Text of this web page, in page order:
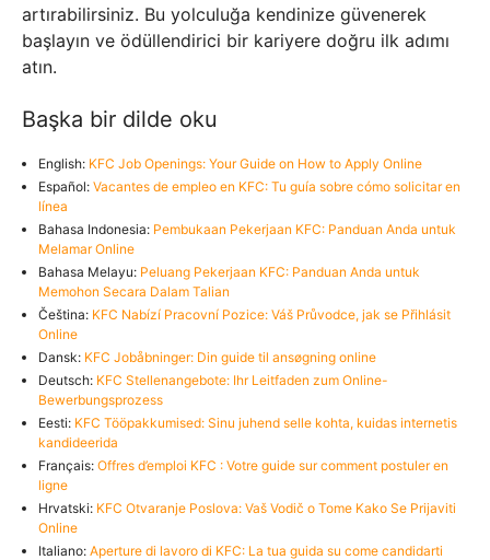
artırabilirsiniz. Bu yolculuğa kendinize güvenerek
başlayın ve ödüllendirici bir kariyere doğru ilk adımı
atın.
Başka bir dilde oku
English: KFC Job Openings: Your Guide on How to Apply Online
Español: Vacantes de empleo en KFC: Tu guía sobre cómo solicitar en
línea
Bahasa Indonesia: Pembukaan Pekerjaan KFC: Panduan Anda untuk
Melamar Online
Bahasa Melayu: Peluang Pekerjaan KFC: Panduan Anda untuk
Memohon Secara Dalam Talian
Čeština: KFC Nabízí Pracovní Pozice: Váš Průvodce, jak se Přihlásit
Online
Dansk: KFC Jobåbninger: Din guide til ansøgning online
Deutsch: KFC Stellenangebote: Ihr Leitfaden zum Online-
Bewerbungsprozess
Eesti: KFC Tööpakkumised: Sinu juhend selle kohta, kuidas internetis
kandideerida
Français: Offres d’emploi KFC : Votre guide sur comment postuler en
ligne
Hrvatski: KFC Otvaranje Poslova: Vaš Vodič o Tome Kako Se Prijaviti
Online
Italiano: Aperture di lavoro di KFC: La tua guida su come candidarti